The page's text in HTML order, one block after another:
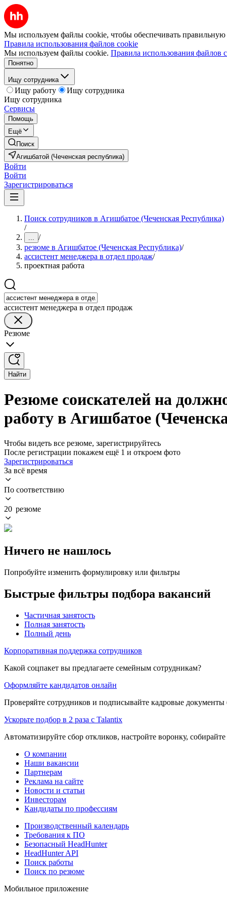
Мы используем файлы cookie, чтобы обеспечивать правильную
Правила использования файлов cookie
Мы используем файлы cookie. Правила использования файлов
Понятно
Ищу сотрудника
Ищу работу
Ищу сотрудника
Ищу сотрудника
Сервисы
Помощь
Ещё
Поиск
Агишбатой (Чеченская республика)
Войти
Войти
Зарегистрироваться
Поиск сотрудников в Агишбатое (Чеченская Республика)
/
... /
резюме в Агишбатое (Чеченская Республика)/
ассистент менеджера в отдел продаж/
проектная работа
ассистент менеджера в отдел продаж
Резюме
Найти
Резюме соискателей на
работу в Агишбатое
Чтобы видеть все резюме, зарегистрируйтесь
После регистрации покажем ещё 1 и откроем фото
Зарегистрироваться
За всё время
По соответствию
20 резюме
Ничего не нашлось
Попробуйте изменить формулировку или фильтры
Быстрые фильтры подбора вакансий
Частичная занятость
Полная занятость
Полный день
Корпоративная поддержка сотрудников
Какой соцпакет вы предлагаете семейным сотрудникам?
Оформляйте кандидатов онлайн
Проверяйте сотрудников и подписывайте кадровые документы
Ускорьте подбор в 2 раза с Talantix
Автоматизируйте сбор откликов, настройте воронку,
О компании
Наши вакансии
Партнерам
Реклама на сайте
Новости и статьи
Инвесторам
Кандидаты по профессиям
Производственный календарь
Требования к ПО
Безопасный HeadHunter
HeadHunter API
Поиск работы
Поиск по резюме
Мобильное приложение